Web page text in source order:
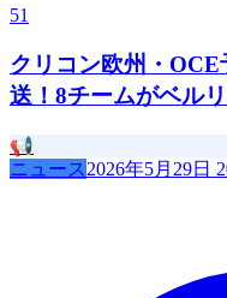
51
クリコン欧州・
送！8チームがベル
📢
ニュース 2026年5月29日